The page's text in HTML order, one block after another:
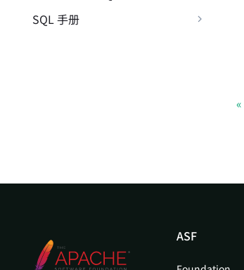
SQL 手册
ASF